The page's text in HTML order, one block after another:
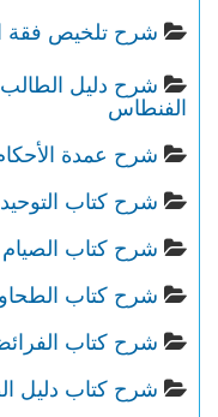
شرح تلخيص فقة
شرح دليل
الفنطاس
شرح عمدة
شرح كتاب التوحيد لعام
شرح كتاب
شرح كتاب
شرح كتاب
شرح كتاب دليل الطالب